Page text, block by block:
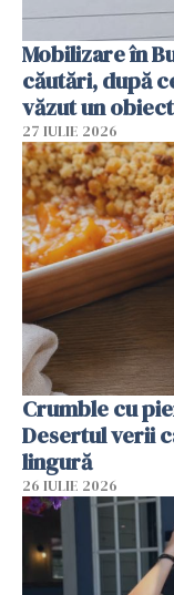
Mobilizare în
căutări, după
văzut un
27 IULIE 2026
Crumble cu
Desertul verii
lingură
26 IULIE 2026